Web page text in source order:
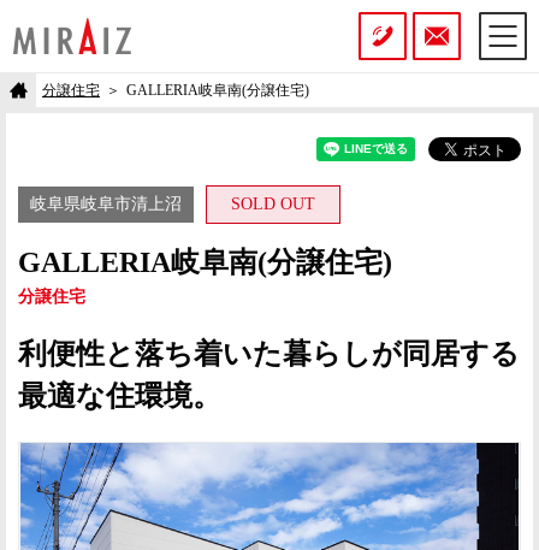
分譲住宅 GALLERIA岐阜南(分譲住宅)
岐阜県岐阜市清上沼 SOLD OUT
GALLERIA岐阜南(分譲住宅)
分譲住宅
利便性と落ち着いた暮らしが同居する
最適な住環境。